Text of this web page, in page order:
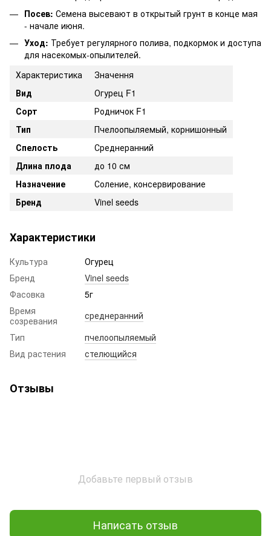
Посев: Семена высевают в открытый грунт в конце мая
- начале июня.
Уход: Требует регулярного полива, подкормок и доступа
для насекомых-опылителей.
Характеристика
Значення
Вид
Огурец F1
Сорт
Родничок F1
Тип
Пчелоопыляемый, корнишонный
Спелость
Среднеранний
Длина плода
до 10 см
Назначение
Соление, консервирование
Бренд
Vinel seeds
Характеристики
Культура
Огурец
Бренд
Vinel seeds
Фасовка
5г
Время
созревания
среднеранний
Тип
пчелоопыляемый
Вид растения
стелющийся
Отзывы
Добавьте первый отзыв
Написать отзыв